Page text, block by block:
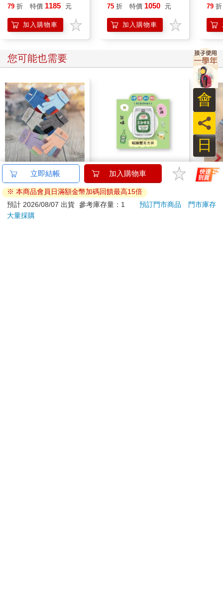
79 折 特價 1185 元
加入購物車
75 折 特價 1050 元
加入購物車
79 折
您可能也需要
比得兔跳色兒童刺繡手
套-15cm-GL5633-2雙
入
81 折 特價 488 元
加入購物車
哩哩扣扣磁鐵壓克力夾
(啤酒)
88 折 特價 75
比
刺
立即結帳 加入購物車
※ 本商品會員日滿額金幣加碼回饋最高15倍
預計 2026/08/07 出貨 參考庫存量：1 預訂門市商品
門市庫存
大量採購
日
員
會